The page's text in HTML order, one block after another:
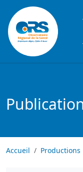
Aller au contenu
Accueil Productions